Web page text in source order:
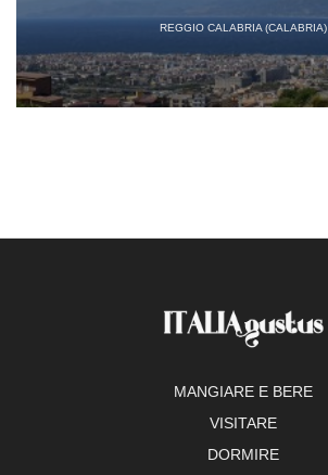
REGGIO CALABRIA (CALABRIA)
MANGIARE E BERE
VISITARE
DORMIRE